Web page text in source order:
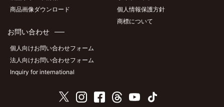
商品画像ダウンロード
お問い合わせ
個人向けお問い合わせフォーム
法人向けお問い合わせフォーム
Inquiry for international
個人情報保護方針
商標について